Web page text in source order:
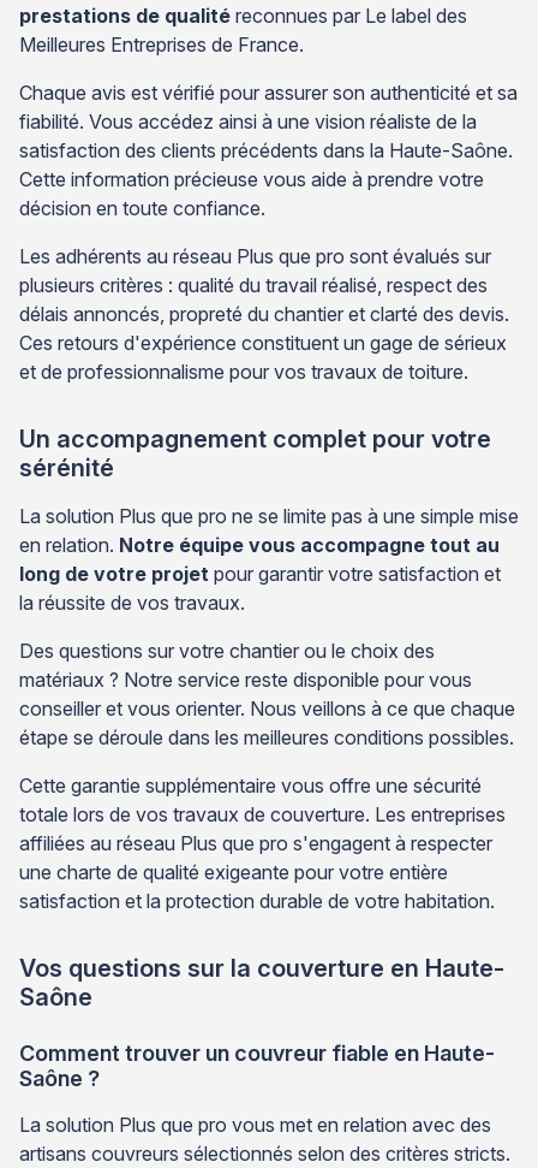
prestations de qualité reconnues par Le label des
Meilleures Entreprises de France.
Chaque avis est vérifié pour assurer son authenticité et sa
fiabilité. Vous accédez ainsi à une vision réaliste de la
satisfaction des clients précédents dans la Haute-Saône.
Cette information précieuse vous aide à prendre votre
décision en toute confiance.
Les adhérents au réseau Plus que pro sont évalués sur
plusieurs critères : qualité du travail réalisé, respect des
délais annoncés, propreté du chantier et clarté des devis.
Ces retours d'expérience constituent un gage de sérieux
et de professionnalisme pour vos travaux de toiture.
Un accompagnement complet pour votre
sérénité
La solution Plus que pro ne se limite pas à une simple mise
en relation. Notre équipe vous accompagne tout au
long de votre projet pour garantir votre satisfaction et
la réussite de vos travaux.
Des questions sur votre chantier ou le choix des
matériaux ? Notre service reste disponible pour vous
conseiller et vous orienter. Nous veillons à ce que chaque
étape se déroule dans les meilleures conditions possibles.
Cette garantie supplémentaire vous offre une sécurité
totale lors de vos travaux de couverture. Les entreprises
affiliées au réseau Plus que pro s'engagent à respecter
une charte de qualité exigeante pour votre entière
satisfaction et la protection durable de votre habitation.
Vos questions sur la couverture en Haute-
Saône
Comment trouver un couvreur fiable en Haute-
Saône ?
La solution Plus que pro vous met en relation avec des
artisans couvreurs sélectionnés selon des critères stricts.